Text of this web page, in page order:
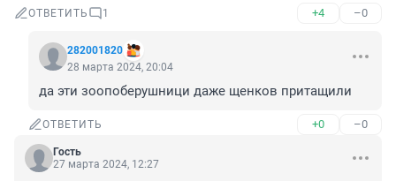
ОТВЕТИТЬ 1 +4 –0
282001820
28 марта 2024, 20:04
да эти зоопоберушници даже щенков притащили
ОТВЕТИТЬ +0 –0
Гость
27 марта 2024, 12:27